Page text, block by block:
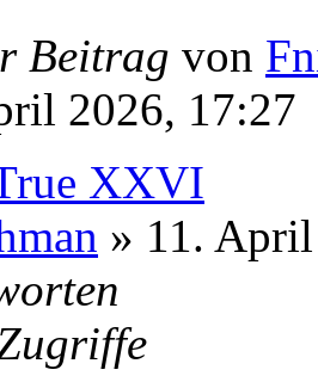
Beitrag von
2026, 17:27
XXVI
» 11.